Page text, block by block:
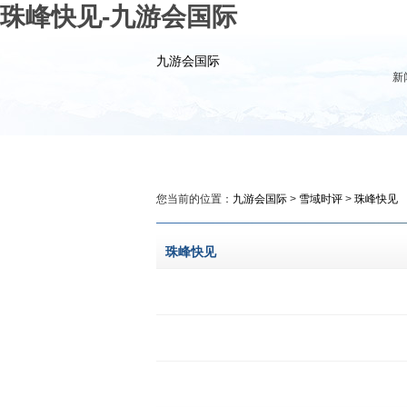
珠峰快见-九游会国际
九游会国际
新
您当前的位置： 九游会国际 > 雪域时评 > 珠峰快见
珠峰快见